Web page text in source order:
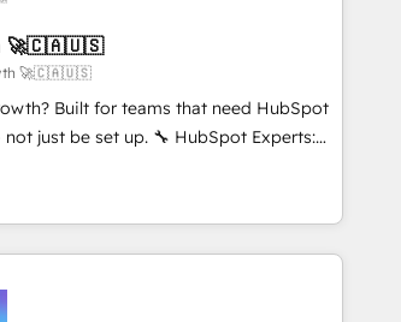
as manufacturing, SaaS, business
As an experienced
know how important user adoption is.
developed a step-by-step
data, technology and people
we strive for optimal customer
🚀🇨🇦🇺🇸
🚀🇨🇦🇺🇸
Built for teams that need HubSpot
set up. 🔧 HubSpot Experts:
automation, and training built for
complex builds delivered in weeks,